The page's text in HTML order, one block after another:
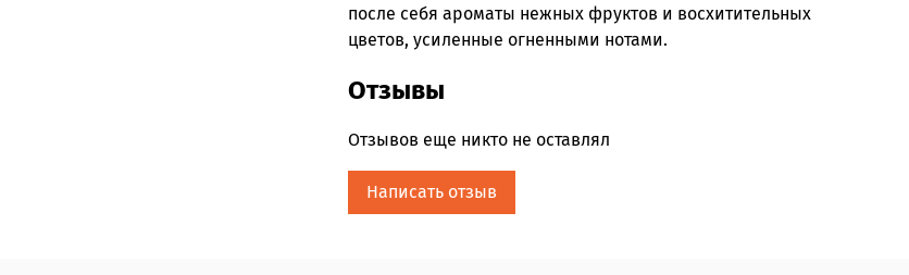
после себя ароматы нежных фруктов и восхитительных
цветов, усиленные огненными нотами.
Отзывы
Отзывов еще никто не оставлял
Написать отзыв